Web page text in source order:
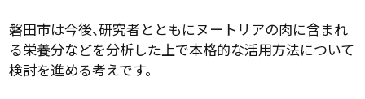
磐田市は今後、研究者とともにヌートリアの肉に含まれ
る栄養分などを分析した上で本格的な活用方法について
検討を進める考えです。